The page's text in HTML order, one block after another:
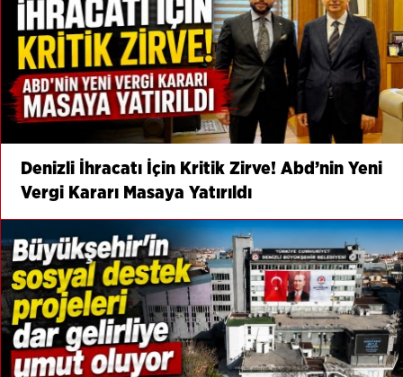
Denizli İhracatı İçin Kritik Zirve! Abd’nin Yeni
Vergi Kararı Masaya Yatırıldı